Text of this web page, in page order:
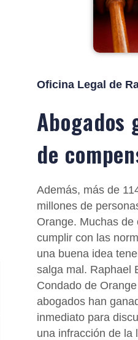
Oficina Legal de
Abogados
de
Además, más de
millones de
Orange. Muchas
cumplir con las
una buena idea
salga mal. Raphael
Condado de
abogados han
inmediato para
una infracción de la